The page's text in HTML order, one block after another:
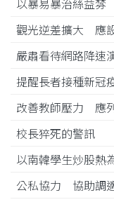
以暴易暴治絲益棼
觀光逆差擴大 應
嚴肅看待網路降速
提醒長者接種新冠
改善教師壓力 應
校長猝死的警訊
以南韓學生炒股熱
公私協力 協助調